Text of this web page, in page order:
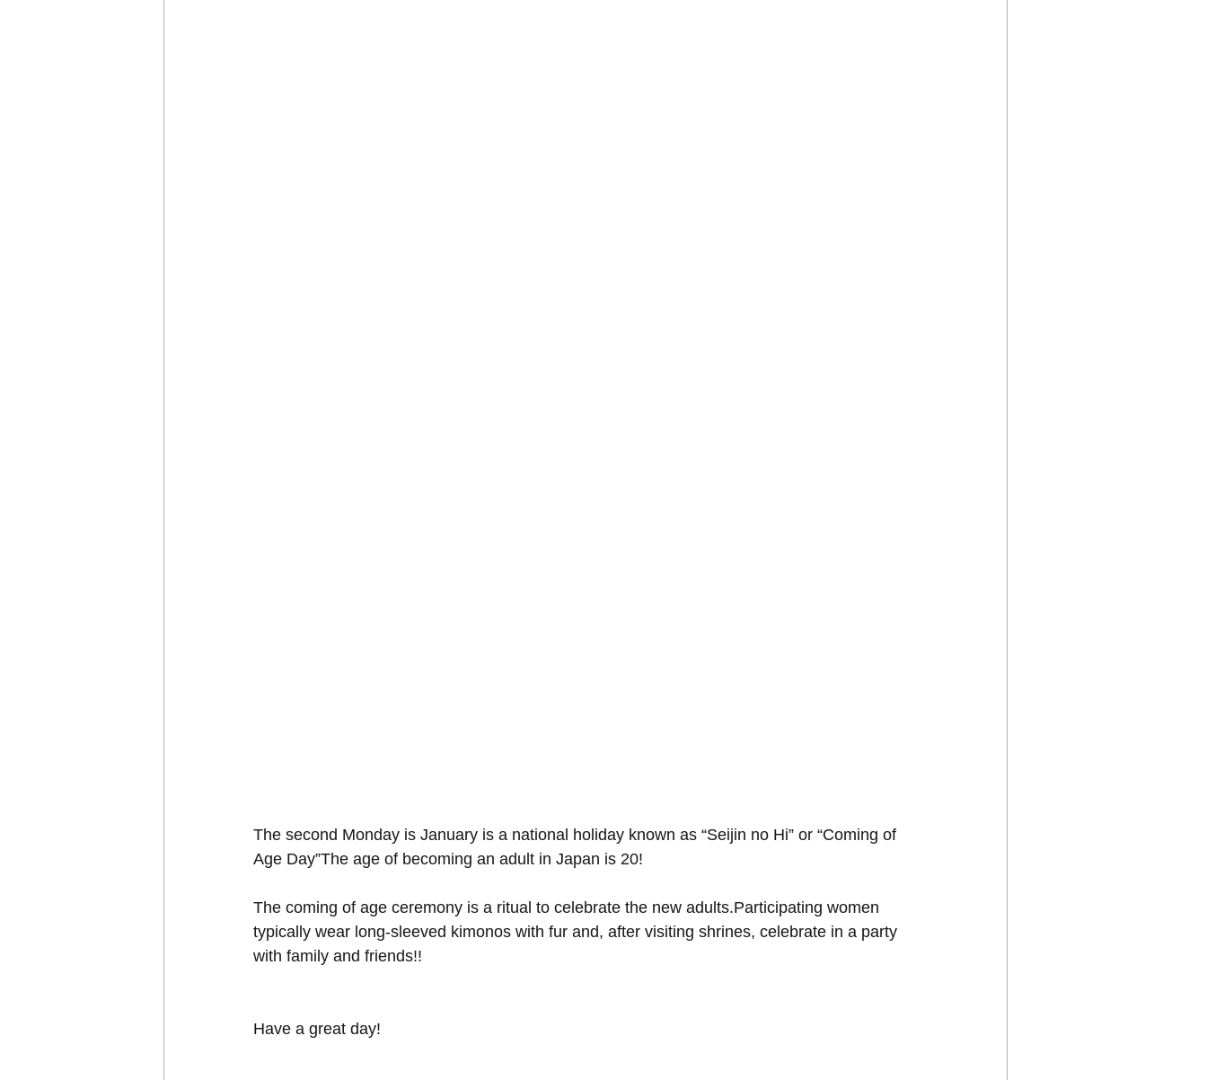
The second Monday is January is a national holiday known as “Seijin no Hi” or “Coming of
Age Day”The age of becoming an adult in Japan is 20!
The coming of age ceremony is a ritual to celebrate the new adults.Participating women
typically wear long-sleeved kimonos with fur and, after visiting shrines, celebrate in a party
with family and friends!!
Have a great day!